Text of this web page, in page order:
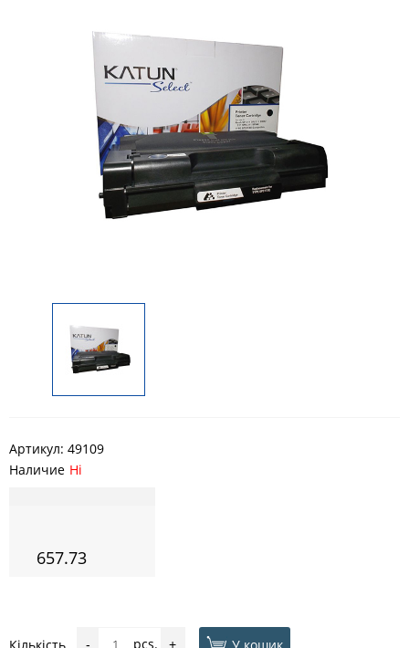
Артикул: 49109
Наличие Ні
657.73
Кількість - pcs. + У кошик